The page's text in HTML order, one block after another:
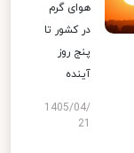
هوای گرم
در کشور تا
پنج روز
آینده
1405/04/